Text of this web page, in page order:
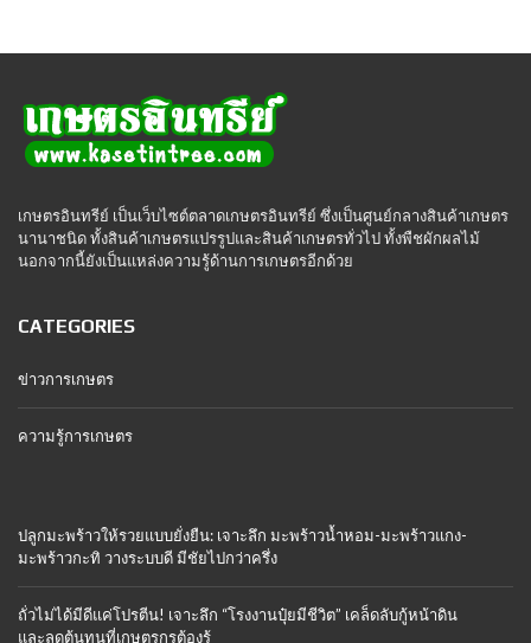
เกษตรอินทรีย์ เป็นเว็บไซต์ตลาดเกษตรอินทรีย์ ซึ่งเป็นศูนย์กลางสินค้าเกษตร
นานาชนิด ทั้งสินค้าเกษตรแปรรูปและสินค้าเกษตรทั่วไป ทั้งพืชผักผลไม้
นอกจากนี้ยังเป็นแหล่งความรู้ด้านการเกษตรอีกด้วย
CATEGORIES
ข่าวการเกษตร
ความรู้การเกษตร
ปลูกมะพร้าวให้รวยแบบยั่งยืน: เจาะลึก มะพร้าวน้ำหอม-มะพร้าวแกง-
มะพร้าวกะทิ วางระบบดี มีชัยไปกว่าครึ่ง
ถั่วไม่ได้มีดีแค่โปรตีน! เจาะลึก “โรงงานปุ๋ยมีชีวิต” เคล็ดลับกู้หน้าดิน
และลดต้นทุนที่เกษตรกรต้องรู้